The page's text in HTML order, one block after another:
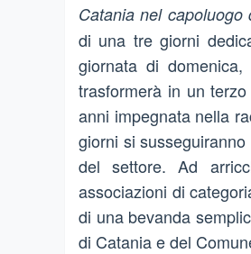
Catania nel capoluogo
di una tre giorni
giornata di
trasformerà in un
anni impegnata nella
giorni si
del settore. Ad
associazioni di
di una bevanda
di Catania e del